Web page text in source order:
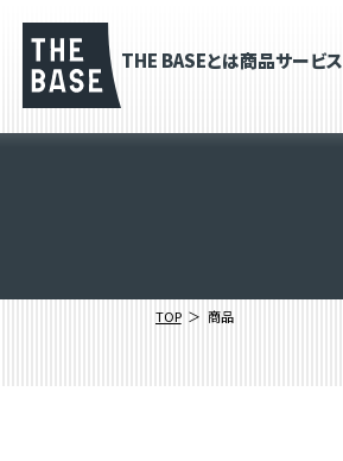
THE BASEとは商品サービス
TOP 商品